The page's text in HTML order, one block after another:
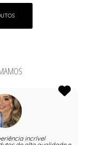
incrível